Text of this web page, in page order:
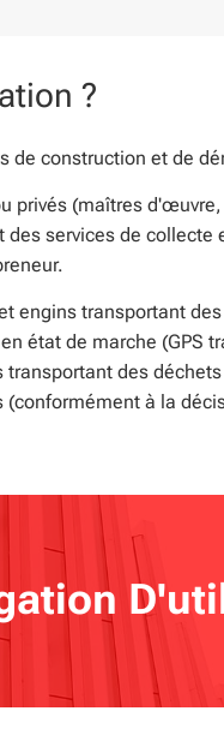
?
de construction et de
privés (maîtres
services de collecte
engins transportant
état de marche (GPS
des
à la